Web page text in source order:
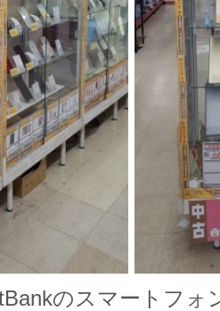
のスマートフォ